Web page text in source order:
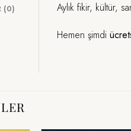
(0)
Aylık fikir, kültür,
Hemen şimdi